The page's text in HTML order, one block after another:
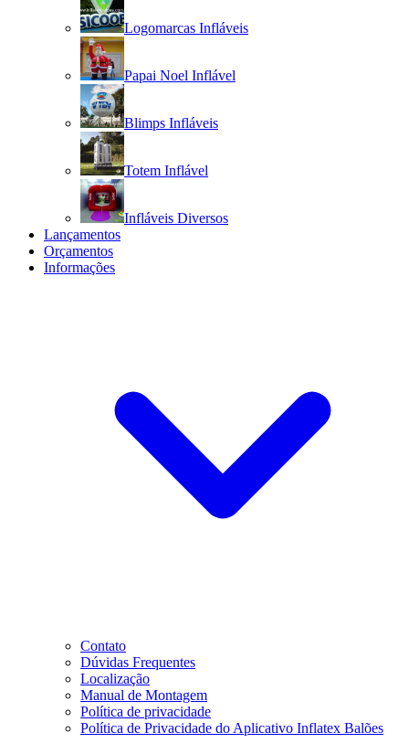
Logomarcas Infláveis
Papai Noel Inflável
Blimps Infláveis
Totem Inflável
Infláveis Diversos
Lançamentos
Orçamentos
Informações
Contato
Dúvidas Frequentes
Localização
Manual de Montagem
Política de privacidade
Política de Privacidade do Aplicativo Inflatex Balões